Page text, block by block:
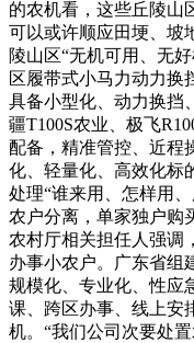
的农机看，这些丘陵山
可以或许顺应田埂、坡
陵山区“无机可用、无
区履带式小马力动力换
具备小型化、动力换挡
疆T100S农业、极飞
配备，精准管控、近程
化、轻量化、高效化标
处理“谁来用、怎样用
农户分离，单家独户购
农村厅相关担任人强调
办事小农户。广东省组
规模化、专业化、性应
课、跨区办事、线上安
机。“我们公司次要处